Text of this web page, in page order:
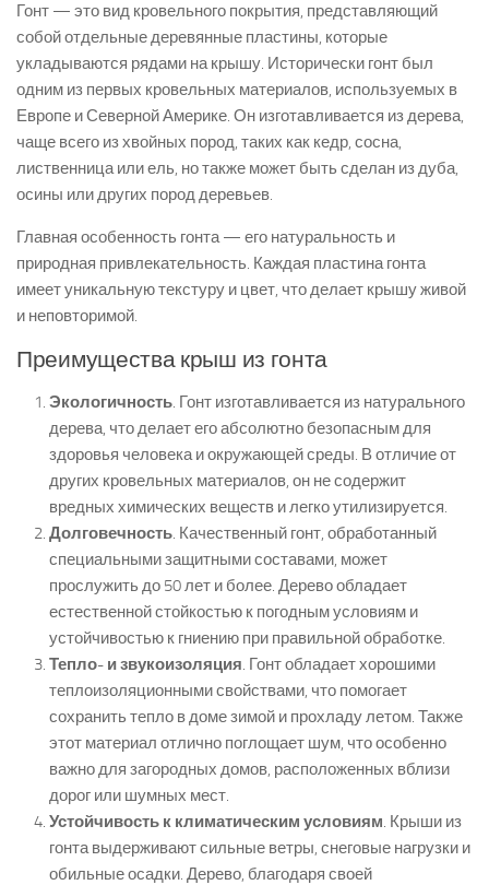
Гонт — это вид кровельного покрытия, представляющий
собой отдельные деревянные пластины, которые
укладываются рядами на крышу. Исторически гонт был
одним из первых кровельных материалов, используемых в
Европе и Северной Америке. Он изготавливается из дерева,
чаще всего из хвойных пород, таких как кедр, сосна,
лиственница или ель, но также может быть сделан из дуба,
осины или других пород деревьев.
Главная особенность гонта — его натуральность и
природная привлекательность. Каждая пластина гонта
имеет уникальную текстуру и цвет, что делает крышу живой
и неповторимой.
Преимущества крыш из гонта
Экологичность. Гонт изготавливается из натурального
дерева, что делает его абсолютно безопасным для
здоровья человека и окружающей среды. В отличие от
других кровельных материалов, он не содержит
вредных химических веществ и легко утилизируется.
Долговечность. Качественный гонт, обработанный
специальными защитными составами, может
прослужить до 50 лет и более. Дерево обладает
естественной стойкостью к погодным условиям и
устойчивостью к гниению при правильной обработке.
Тепло- и звукоизоляция. Гонт обладает хорошими
теплоизоляционными свойствами, что помогает
сохранить тепло в доме зимой и прохладу летом. Также
этот материал отлично поглощает шум, что особенно
важно для загородных домов, расположенных вблизи
дорог или шумных мест.
Устойчивость к климатическим условиям. Крыши из
гонта выдерживают сильные ветры, снеговые нагрузки и
обильные осадки. Дерево, благодаря своей